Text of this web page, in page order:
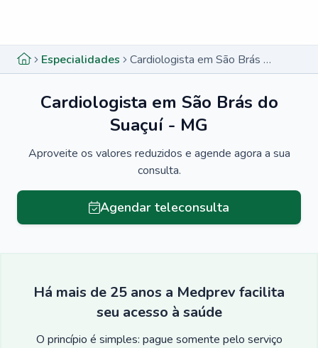
Especialidades Cardiologista em São Brás do Suaçuí - MG
Cardiologista em São Brás do
Suaçuí - MG
Aproveite os valores reduzidos e agende agora a sua
consulta.
Agendar teleconsulta
Há mais de 25 anos a Medprev facilita
seu acesso à saúde
O princípio é simples: pague somente pelo serviço